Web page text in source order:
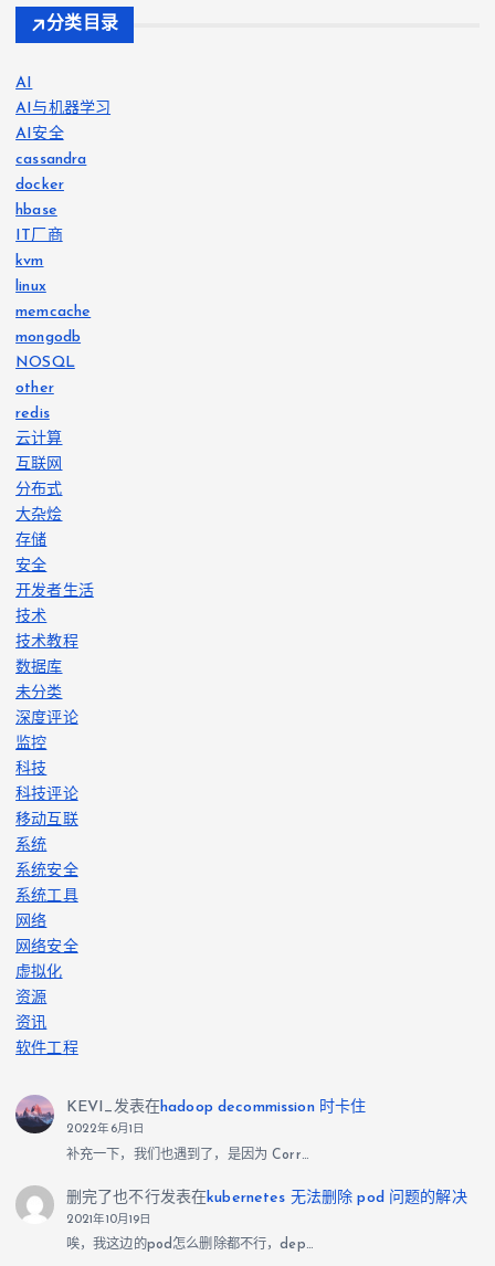
分类目录
AI
AI与机器学习
AI安全
cassandra
docker
hbase
IT厂商
kvm
linux
memcache
mongodb
NOSQL
other
redis
云计算
互联网
分布式
大杂烩
存储
安全
开发者生活
技术
技术教程
数据库
未分类
深度评论
监控
科技
科技评论
移动互联
系统
系统安全
系统工具
网络
网络安全
虚拟化
资源
资讯
软件工程
KEVI_发表在hadoop decommission 时卡住
2022年6月1日
补充一下，我们也遇到了，是因为 Corr…
删完了也不行发表在 kubernetes 无法删除 pod 问题的解决
2021年10月19日
唉，我这边的pod怎么删除都不行，dep…